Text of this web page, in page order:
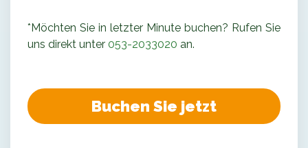
*Möchten Sie in letzter Minute buchen? Rufen Sie
uns direkt unter 053-2033020 an.
Buchen Sie jetzt